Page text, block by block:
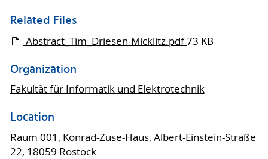
Related Files
Abstract_Tim_Driesen-Micklitz.pdf73 KB
Organization
Fakultät für Informatik und Elektrotechnik
Location
Raum 001, Konrad-Zuse-Haus, Albert-Einstein-Straße
22, 18059 Rostock